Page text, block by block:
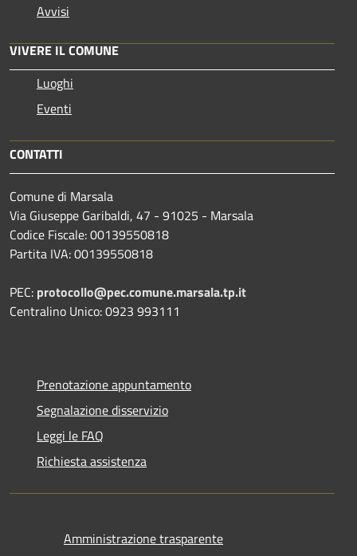
Avvisi
VIVERE IL COMUNE
Luoghi
Eventi
CONTATTI
Comune di Marsala
Via Giuseppe Garibaldi, 47 - 91025 - Marsala
Codice Fiscale: 00139550818
Partita IVA: 00139550818
PEC: protocollo@pec.comune.marsala.tp.it
Centralino Unico: 0923 993111
Prenotazione appuntamento
Segnalazione disservizio
Leggi le FAQ
Richiesta assistenza
Amministrazione trasparente